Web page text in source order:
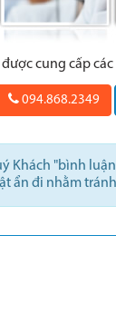
cung cấp
094.868.2349
Khách "bình
ẩn đi nhằm